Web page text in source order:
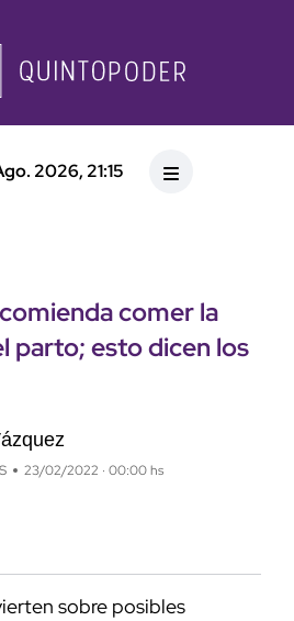
2026, 21:15
comer la
parto; esto dicen los
23/02/2022 · 00:00 hs
sobre posibles